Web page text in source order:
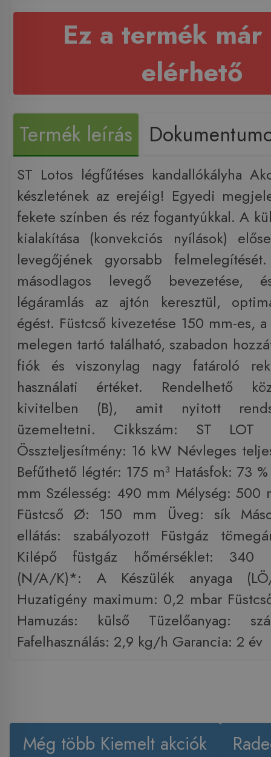
Ez a termék már
elérhető
Termék leírás
ST Lotos légfűtéses kandallókályha
készletének az erejéig! Egyedi
fekete színben és réz fogantyúkkal. A
kialakítása (konvekciós nyílások)
levegőjének gyorsabb felmelegítését.
másodlagos levegő bevezetése,
légáramlás az ajtón keresztül,
égést. Füstcső kivezetése 150 mm-es,
melegen tartó található, szabadon
fiók és viszonylag nagy fatároló
használati értéket. Rendelhető
kivitelben (B), amit nyitott
üzemeltetni. Cikkszám: ST LOT
Összteljesítmény: 16 kW Névleges
Befűthető légtér: 175 m³ Hatásfok: 73
mm Szélesség: 490 mm Mélység: 500
Füstcső Ø: 150 mm Üveg: sík
ellátás: szabályozott Füstgáz
Kilépő füstgáz hőmérséklet: 340
(N/A/K)*: A Készülék anyaga
Huzatigény maximum: 0,2 mbar
Hamuzás: külső Tüzelőanyag:
Fafelhasználás: 2,9 kg/h Garancia: 2 év
Még több Kiemelt akciók